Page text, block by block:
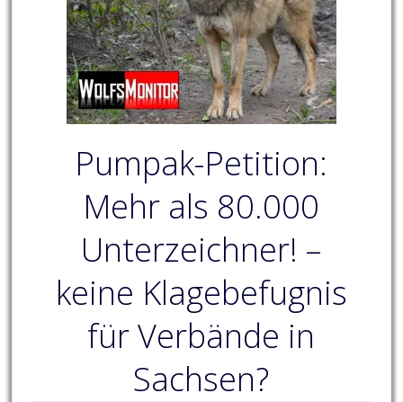
Pumpak-Petition:
Mehr als 80.000
Unterzeichner! –
keine Klagebefugnis
für Verbände in
Sachsen?